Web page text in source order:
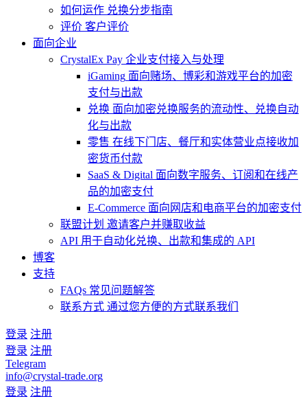
如何运作 兑换分步指南
评价 客户评价
面向企业
CrystalEx Pay 企业支付接入与处理
iGaming 面向赌场、博彩和游戏平台的加密
支付与出款
兑换 面向加密兑换服务的流动性、兑换自动
化与出款
零售 在线下门店、餐厅和实体营业点接收加
密货币付款
SaaS & Digital 面向数字服务、订阅和在线产
品的加密支付
E-Commerce 面向网店和电商平台的加密支付
联盟计划 邀请客户并赚取收益
API 用于自动化兑换、出款和集成的 API
博客
支持
FAQs 常见问题解答
联系方式 通过您方便的方式联系我们
登录 注册
登录 注册
Telegram
info@crystal-trade.org
登录 注册